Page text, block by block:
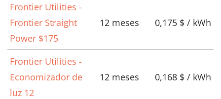
Frontier Utilities -
Frontier Straight
Power $175
12 meses 0,175 $ / kWh
Frontier Utilities -
Economizador de
luz 12
12 meses 0,168 $ / kWh